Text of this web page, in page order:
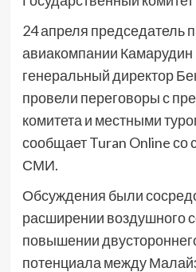
24 апреля председатель
авиакомпании
генеральный директор
провели переговоры с
комитета и местными
сообщает Turan Online со
СМИ.
Обсуждения были
расширении воздушного
повышении
потенциала между